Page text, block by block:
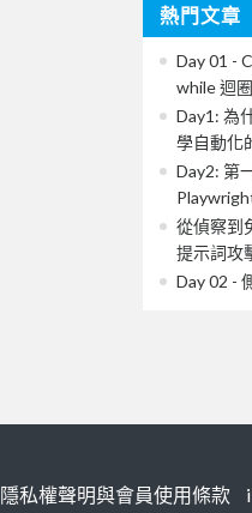
熱門文章
Day 01 -
while 迴圈
Day1: 為
學自動化
Day2: 第
從偵察到
提示詞攻
Day 02 -
隱私權聲明與會員使用條款